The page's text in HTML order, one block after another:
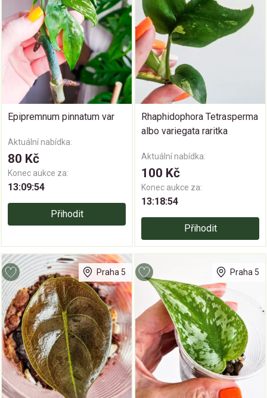
Epipremnum pinnatum var
Aktuální nabídka:
80 Kč
Konec aukce za:
13:09:53
Přihodit
Rhaphidophora Tetrasperma
albo variegata raritka
Aktuální nabídka:
100 Kč
Konec aukce za:
13:18:53
Přihodit
Praha 5 Praha 5